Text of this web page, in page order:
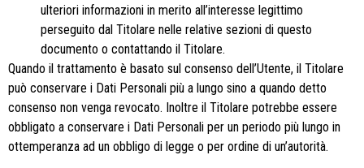
ulteriori informazioni in merito all’interesse legittimo
perseguito dal Titolare nelle relative sezioni di questo
documento o contattando il Titolare.
Quando il trattamento è basato sul consenso dell’Utente, il Titolare
può conservare i Dati Personali più a lungo sino a quando detto
consenso non venga revocato. Inoltre il Titolare potrebbe essere
obbligato a conservare i Dati Personali per un periodo più lungo in
ottemperanza ad un obbligo di legge o per ordine di un’autorità.